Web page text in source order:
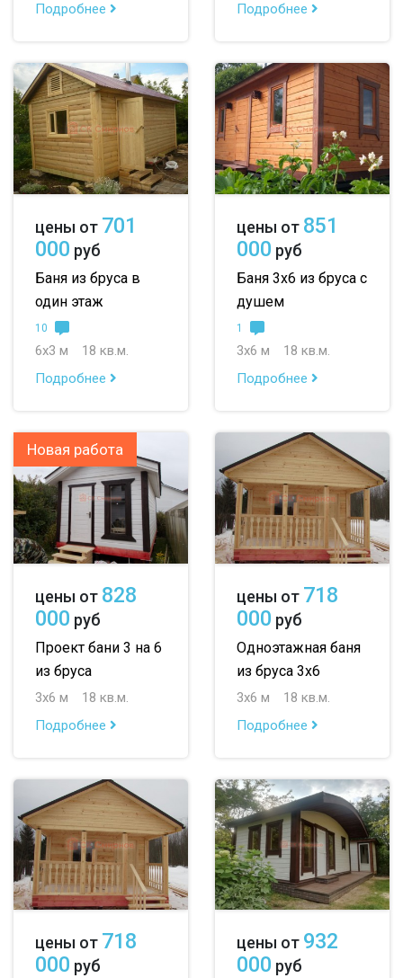
Подробнее
Подробнее
цены от 701
000 руб
Баня из бруса в
один этаж
10
6х3 м
18 кв.м.
Подробнее
цены от 851
000 руб
Баня 3х6 из бруса с
душем
1
3х6 м
18 кв.м.
Подробнее
Новая работа
цены от 828
000 руб
Проект бани 3 на 6
из бруса
3х6 м
18 кв.м.
Подробнее
цены от 718
000 руб
Одноэтажная баня
из бруса 3х6
3х6 м
18 кв.м.
Подробнее
цены от 718
000 руб
цены от 932
000 руб